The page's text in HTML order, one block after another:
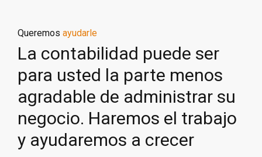
Queremos ayudarle
La contabilidad puede ser
para usted la parte menos
agradable de administrar su
negocio. Haremos el trabajo
y ayudaremos a crecer